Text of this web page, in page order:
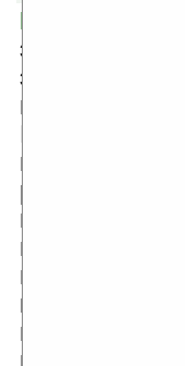
Pocket
это
элементами
продолжает
Might And
можно
развитие и
включает в
и
понадобятся
которое
получить из